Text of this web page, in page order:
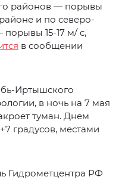
районов — порывы
и по северо-
порывы 15-17 м/ с,
в сообщении
Иртышского
в ночь на 7 мая
туман. Днем
градусов, местами
Гидрометцентра РФ